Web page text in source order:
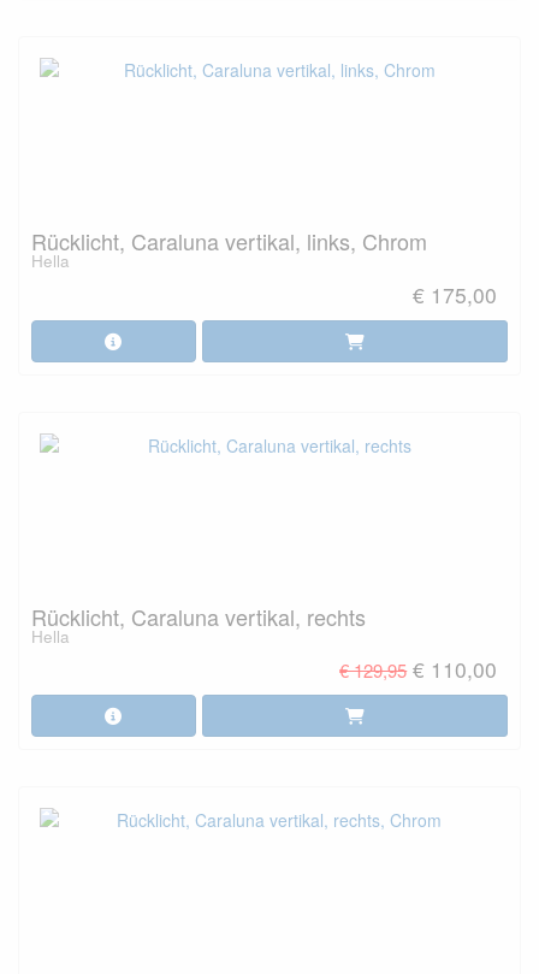
Rücklicht, Caraluna vertikal, links, Chrom
Hella
€ 175,00
Rücklicht, Caraluna vertikal, rechts
Hella
€ 129,95 € 110,00